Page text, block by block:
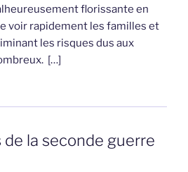
florissante en
voir rapidement les familles et
les risques dus aux
[…]
la seconde guerre